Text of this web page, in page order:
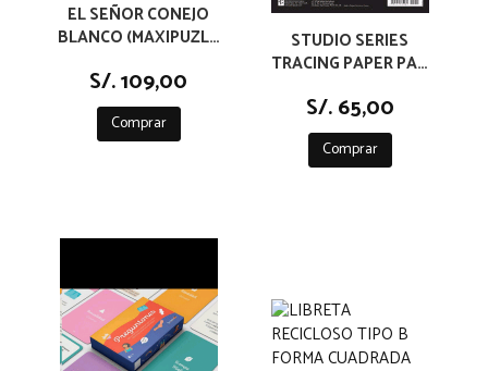
EL SEÑOR CONEJO
BLANCO (MAXIPUZLE
S/. 109,00
Comprar
STUDIO SERIES
TRACING PAPER PAD
SHEETS
S/. 65,00
Comprar